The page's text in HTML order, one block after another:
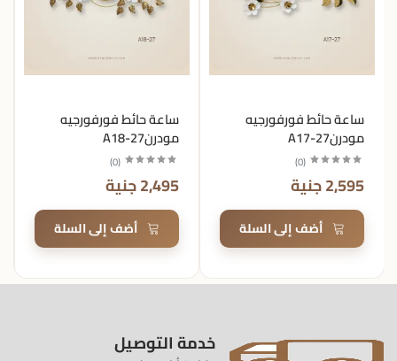
ساعة حائط فورفورجيه
مودرن27-A18
(
0
)
2,495 جنية
أضف إلى السلة
ساعة حائط فورفورجيه
مودرن27-A17
(
0
)
2,595 جنية
أضف إلى السلة
خدمة التوصيل